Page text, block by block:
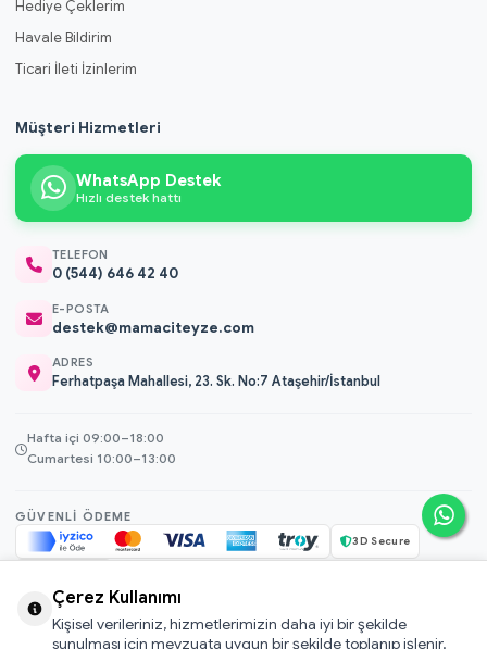
Hediye Çeklerim
Havale Bildirim
Ticari İleti İzinlerim
Müşteri Hizmetleri
WhatsApp Destek
Hızlı destek hattı
TELEFON
0 (544) 646 42 40
E-POSTA
destek@mamaciteyze.com
ADRES
Ferhatpaşa Mahallesi, 23. Sk. No:7 Ataşehir/İstanbul
Hafta içi 09:00–18:00
Cumartesi 10:00–13:00
GÜVENLI ÖDEME
3D Secure
© 2026 Mamacı Teyze · Nurşen ve ekibi ile birlikte ile hazırlandı.
Çerez Kullanımı
Kişisel verileriniz, hizmetlerimizin daha iyi bir şekilde
sunulması için mevzuata uygun bir şekilde toplanıp işlenir.